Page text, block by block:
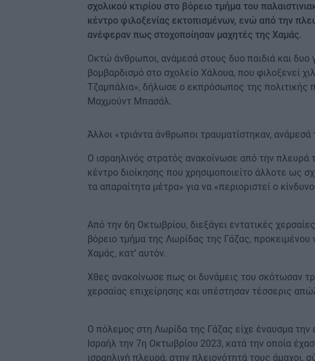
σχολικού κτιρίου στο βόρειο τμήμα του
κέντρο φιλοξενίας εκτοπισμένων, ενώ από την
ανέφεραν πως στοχοποίησαν μαχητές της Χαμάς.
Οκτώ άνθρωποι, ανάμεσά στους δυο παιδιά και δυο
βομβαρδισμό στο σχολείο Χάλουα, που φιλοξενεί
Τζαμπάλια», δήλωσε ο εκπρόσωπος της πολιτικής
Μαχμούντ Μπασάλ.
Άλλοι «τριάντα άνθρωποι τραυματίστηκαν,
Ο ισραηλινός στρατός ανακοίνωσε από την πλευρά
κέντρο διοίκησης που χρησιμοποιείτο άλλοτε ως
τα απαραίτητα μέτρα» για να «περιοριστεί ο
Από την 6η Οκτωβρίου, διεξάγει εντατικές
βόρειο τμήμα της Λωρίδας της Γάζας,
Χαμάς, κατ’ αυτόν.
Χθες ανακοίνωσε πως οι δυνάμεις του σκότωσαν
χερσαίας επιχείρησης και υπέστησαν τέσσερις
Ο πόλεμος στη Λωρίδα της Γάζας είχε έναυσμα
Ισραήλ την 7η Οκτωβρίου 2023, κατά την οποία
ισραηλινή πλευρά, στην πλειονότητά τους άμαχοι,